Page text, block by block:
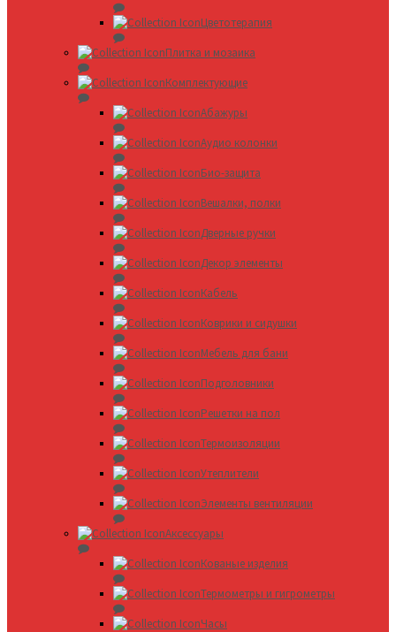
Цветотерапия
Плитка и мозаика
Комплектующие
Абажуры
Аудио колонки
Био-защита
Вешалки, полки
Дверные ручки
Декор элементы
Кабель
Коврики и сидушки
Мебель для бани
Подголовники
Решетки на пол
Термоизоляции
Утеплители
Элементы вентиляции
Аксессуары
Кованые изделия
Термометры и гигрометры
Часы